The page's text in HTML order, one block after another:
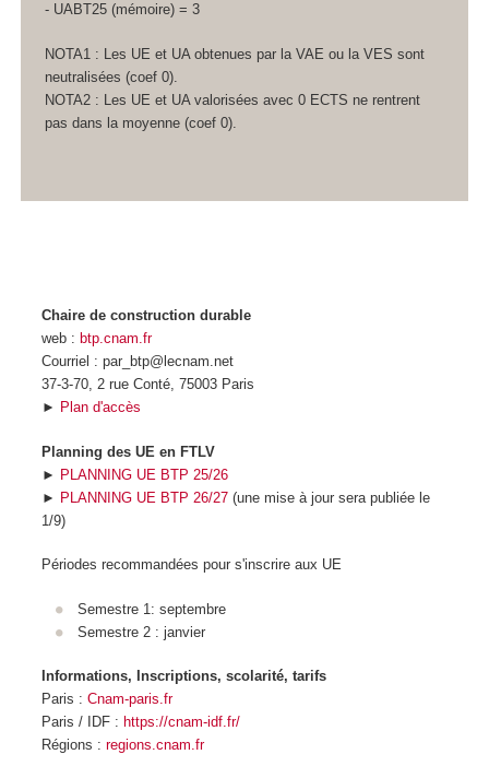
- UABT25 (mémoire) = 3
NOTA1 : Les UE et UA obtenues par la VAE ou la VES sont
neutralisées (coef 0).
NOTA2 : Les UE et UA valorisées avec 0 ECTS ne rentrent
pas dans la moyenne (coef 0).
Chaire de construction durable
web : btp.cnam.fr
Courriel : par_btp@lecnam.net
37-3-70, 2 rue Conté, 75003 Paris
► Plan d'accès
Planning des UE en FTLV
► PLANNING UE BTP 25/26
► PLANNING UE BTP 26/27 (une mise à jour sera publiée le
1/9)
Périodes recommandées pour s'inscrire aux UE
Semestre 1: septembre
Semestre 2 : janvier
Informations, Inscriptions, scolarité, tarifs
Paris : Cnam-paris.fr
Paris / IDF : https://cnam-idf.fr/
Régions : regions.cnam.fr